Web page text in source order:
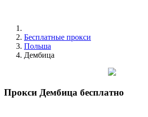
Бесплатные прокси
Польша
Дембица
Прокси Дембица бесплатно